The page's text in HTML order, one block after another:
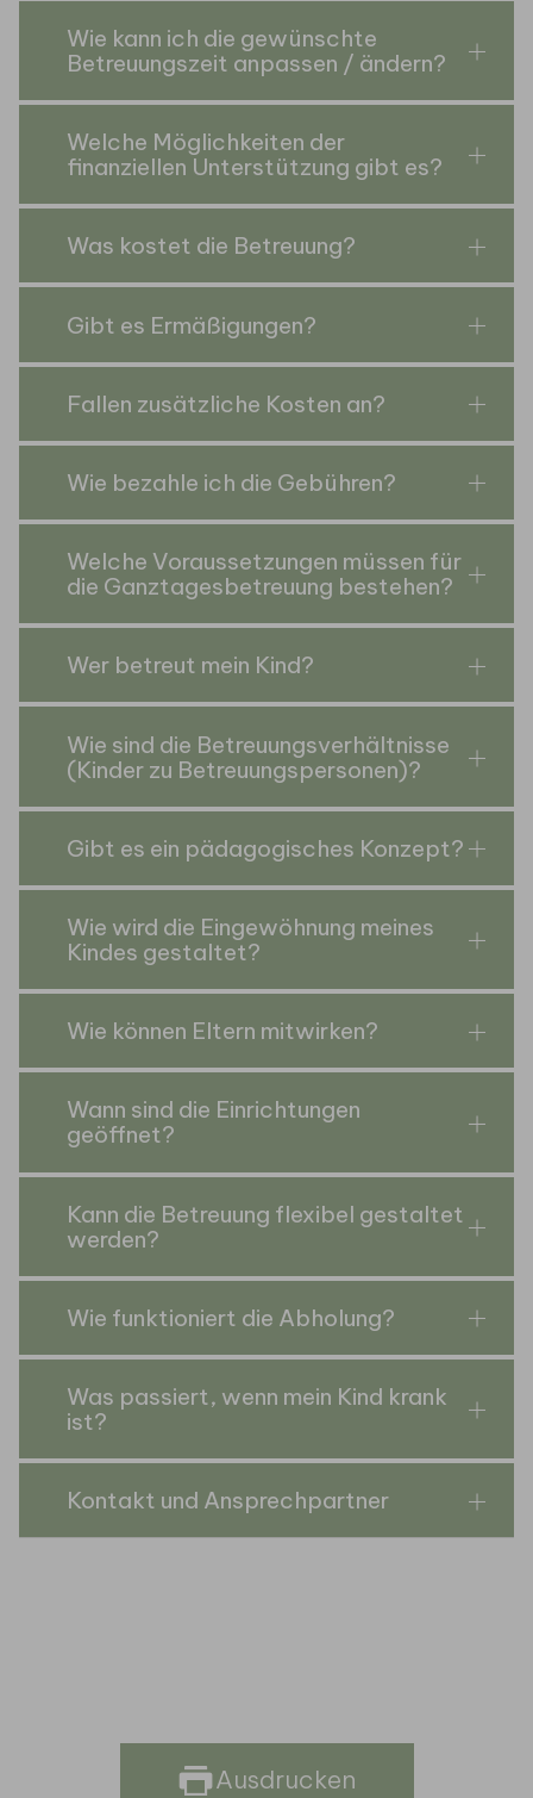
Wie kann ich die gewünschte
Betreuungszeit anpassen / ändern?
Welche Möglichkeiten der
finanziellen Unterstützung gibt es?
Was kostet die Betreuung?
Gibt es Ermäßigungen?
Fallen zusätzliche Kosten an?
Wie bezahle ich die Gebühren?
Welche Voraussetzungen müssen für
die Ganztagesbetreuung bestehen?
Wer betreut mein Kind?
Wie sind die Betreuungsverhältnisse
(Kinder zu Betreuungspersonen)?
Gibt es ein pädagogisches Konzept?
Wie wird die Eingewöhnung meines
Kindes gestaltet?
Wie können Eltern mitwirken?
Wann sind die Einrichtungen
geöffnet?
Kann die Betreuung flexibel gestaltet
werden?
Wie funktioniert die Abholung?
Was passiert, wenn mein Kind krank
ist?
Kontakt und Ansprechpartner
Ausdrucken